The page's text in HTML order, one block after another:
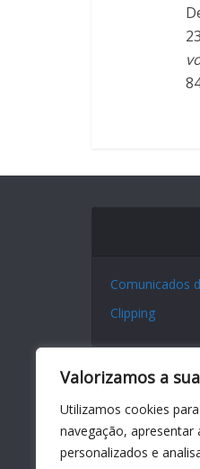
Valorizamos a
Utilizamos cookies
navegação,
personalizados e
Comunicados
Clipping